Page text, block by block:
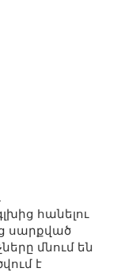
հանելու
սարքված
մնում են
է